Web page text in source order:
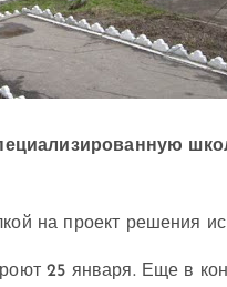
на проект решения
25 января. Еще в